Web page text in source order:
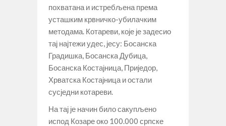
похватана и истребљена према
усташким крвничко-убилачким
методама. Котареви, које је задесио
тај најтежи удес, јесу: Босанска
Градишка, Босанска Дубица,
Босанска Костајница, Приједор,
Хрватска Костајница и остали
сусједни котареви.
На тај је начин било сакупљено
испод Козаре око 100.000 српске